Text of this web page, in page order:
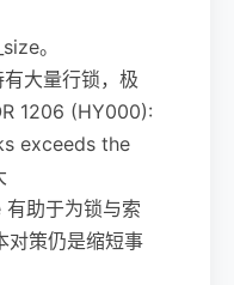
。
大量行锁，极
1206 (HY000):
exceeds the
助于为锁与索
对策仍是缩短事